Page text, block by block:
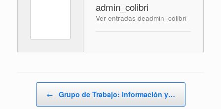
admin_colibri
Ver entradas deadmin_colibri
Navegador de artículos
← Grupo de Trabajo: Información y…